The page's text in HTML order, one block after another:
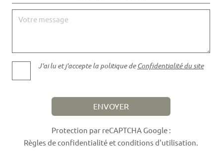
Votre message
J'ai lu et j'accepte la politique deConfidentialité du site
ENVOYER
Protection par reCAPTCHA Google :
Règles de confidentialitéetconditions d'utilisation.